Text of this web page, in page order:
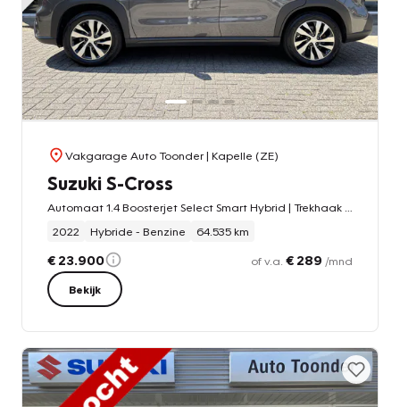
Vakgarage Auto Toonder| Kapelle (ZE)
Suzuki S-Cross
2022
Hybride - Benzine 64.535 km
€ 23.900 of v.a. € 289 /mnd
Bekijk